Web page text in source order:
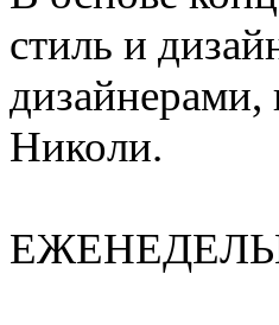
стиль и
дизайнерами,
Николи.